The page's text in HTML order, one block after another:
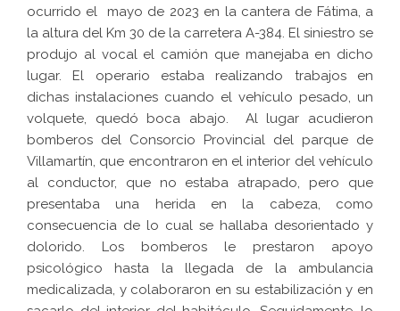
ocurrido el mayo de 2023 en la cantera de Fátima, a
la altura del Km 30 de la carretera A-384. El siniestro se
produjo al vocal el camión que manejaba en dicho
lugar. El operario estaba realizando trabajos en
dichas instalaciones cuando el vehículo pesado, un
volquete, quedó boca abajo. Al lugar acudieron
bomberos del Consorcio Provincial del parque de
Villamartín, que encontraron en el interior del vehículo
al conductor, que no estaba atrapado, pero que
presentaba una herida en la cabeza, como
consecuencia de lo cual se hallaba desorientado y
dolorido. Los bomberos le prestaron apoyo
psicológico hasta la llegada de la ambulancia
medicalizada, y colaboraron en su estabilización y en